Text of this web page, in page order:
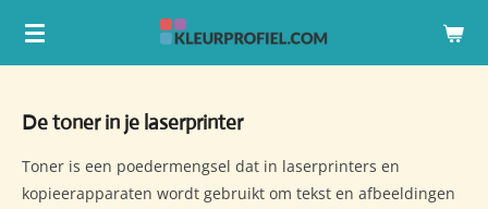
Ga
hoofdinhoud
De toner in je laserprinter
Toner is een poedermengsel dat in laserprinters en
kopieerapparaten wordt gebruikt om tekst en afbeeldingen